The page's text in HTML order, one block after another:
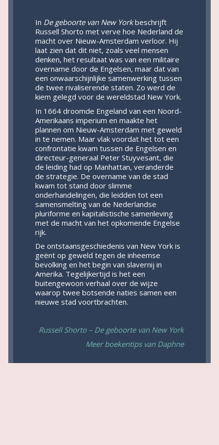
In De geboorte van New Yorkbeschrijft
Russell Shorto met verve hoe Nederland de
macht over Nieuw-Amsterdam verloor. Hij
laat zien dat dit niet, zoals veel mensen
denken, het resultaat was van een militaire
overname door de Engelsen, maar dat van
een onwaarschijnlijke samenwerking tussen
de twee rivaliserende staten. Zo werd de
kiem gelegd voor de wereldstad New York.
In 1664 droomde Engeland van een Noord-
Amerikaans imperium en maakte het
plannen om Nieuw-Amsterdam met geweld
in te nemen. Maar vlak voordat het tot een
confrontatie kwam tussen de Engelsen en
directeur-generaal Peter Stuyvesant, die
de leiding had op Manhattan, veranderde
de strategie. De overname van de stad
kwam tot stand door slimme
onderhandelingen, die leidden tot een
samensmelting van de Nederlandse
pluriforme en kapitalistische samenleving
met de macht van het opkomende Engelse
rijk.
De ontstaansgeschiedenis van New York is
geënt op geweld tegen de inheemse
bevolking en het begin van slavernij in
Amerika. Tegelijkertijd is het een
buitengewoon verhaal over de wijze
waarop twee botsende naties samen een
nieuwe stad voortbrachten.
Russell Shorto – De geboorte van New York
Meer boekentips van Daphne